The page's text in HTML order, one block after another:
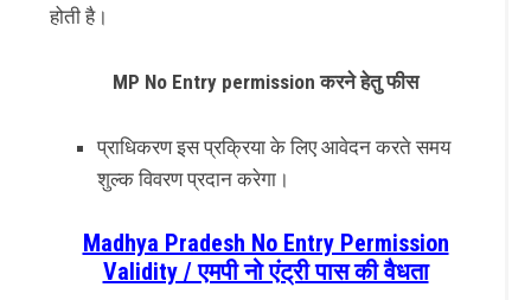
होती है।
MP No Entry permission करने हेतु फीस
प्राधिकरण इस प्रक्रिया के लिए आवेदन करते समय
शुल्क विवरण प्रदान करेगा।
Madhya Pradesh No Entry Permission
Validity / एमपी नो एंट्री पास की वैधता